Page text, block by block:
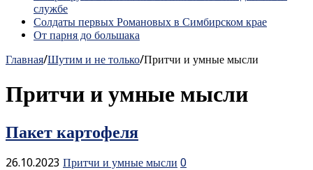
службе
Солдаты первых Романовых в Симбирском крае
От парня до большака
Главная/Шутим и не только/Притчи и умные мысли
Притчи и умные мысли
Пакет картофеля
26.10.2023 Притчи и умные мысли 0